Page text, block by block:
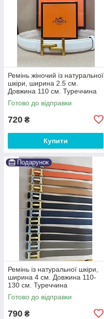
Ремінь жіночий із натуральної
шкіри, ширина 2.5 см.
Довжина 110 см. Туреччина
Готово до відправки
720 ₴
Купити
Подарунок
Ремінь із натуральної шкіри,
ширина 4 см. Довжина 110-
130 см. Туреччина
Готово до відправки
790 ₴